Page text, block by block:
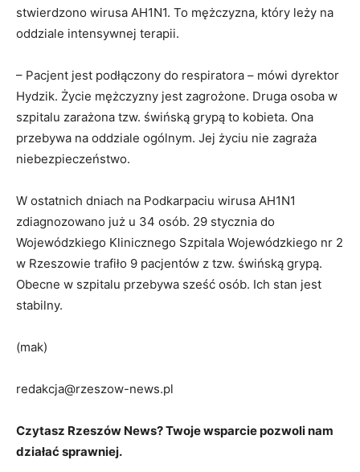
stwierdzono wirusa AH1N1. To mężczyzna, który leży na
oddziale intensywnej terapii.
– Pacjent jest podłączony do respiratora – mówi dyrektor
Hydzik. Życie mężczyzny jest zagrożone. Druga osoba w
szpitalu zarażona tzw. świńską grypą to kobieta. Ona
przebywa na oddziale ogólnym. Jej życiu nie zagraża
niebezpieczeństwo.
W ostatnich dniach na Podkarpaciu wirusa AH1N1
zdiagnozowano już u 34 osób. 29 stycznia do
Wojewódzkiego Klinicznego Szpitala Wojewódzkiego nr 2
w Rzeszowie trafiło 9 pacjentów z tzw. świńską grypą.
Obecne w szpitalu przebywa sześć osób. Ich stan jest
stabilny.
(mak)
redakcja@rzeszow-news.pl
Czytasz Rzeszów News? Twoje wsparcie pozwoli nam
działać sprawniej.